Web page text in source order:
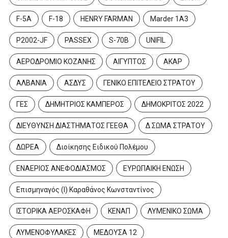
F-5A F-18 HENRY FARMAN Marder 1A3
P2002-JF PASSEX S-70B UNIFIL
ΑΕΡΟΔΡΟΜΙΟ ΚΟΖΑΝΗΣ ΑΙΓΥΠΤΟΣ ΑΚΑΡ
ΑΛΒΑΝΙΑ ΑΣΔΥΣ ΓΕΝΙΚΟ ΕΠΙΤΕΛΕΙΟ ΣΤΡΑΤΟΥ
ΓΕΣ ΔΗΜΗΤΡΙΟΣ ΚΑΜΠΕΡΟΣ ΔΗΜΟΚΡΙΤΟΣ 2022
ΔΙΕΥΘΥΝΣΗ ΔΙΑΣΤΗΜΑΤΟΣ ΓΕΕΘΑ Δ ΣΩΜΑ ΣΤΡΑΤΟΥ
ΔΩΡΕΑ Διοίκησης Ειδικού Πολέμου
ΕΝΑΕΡΙΟΣ ΑΝΕΦΟΔΙΑΣΜΟΣ ΕΥΡΩΠΑΙΚΗ ΕΝΩΣΗ
Επισμηναγός (Ι) Καραθάνος Κωνσταντίνος
ΙΣΤΟΡΙΚΑ ΑΕΡΟΣΚΑΦΗ ΚΕΝΑΠ ΛΥΜΕΝΙΚΟ ΣΩΜΑ
ΛΥΜΕΝΟΦΥΛΑΚΕΣ ΜΕΔΟΥΣΑ 12